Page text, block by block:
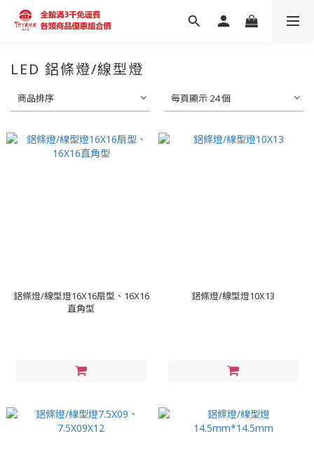
LED 鋁條燈/線型燈
商品排序 每頁顯示 24 個
鋁條燈/線型燈16X16扇型、16X16
直角型
鋁條燈/線型燈10X13